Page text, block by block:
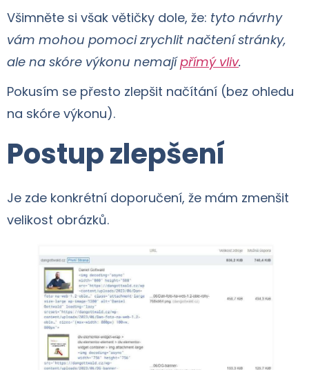
Všimněte si však větičky dole, že: tyto návrhy
vám mohou pomoci zrychlit načtení stránky,
ale na skóre výkonu nemajípřímý vliv.
Pokusím se přesto zlepšit načítání (bez ohledu
na skóre výkonu).
Postup zlepšení
Je zde konkrétní doporučení, že mám zmenšit
velikost obrázků.